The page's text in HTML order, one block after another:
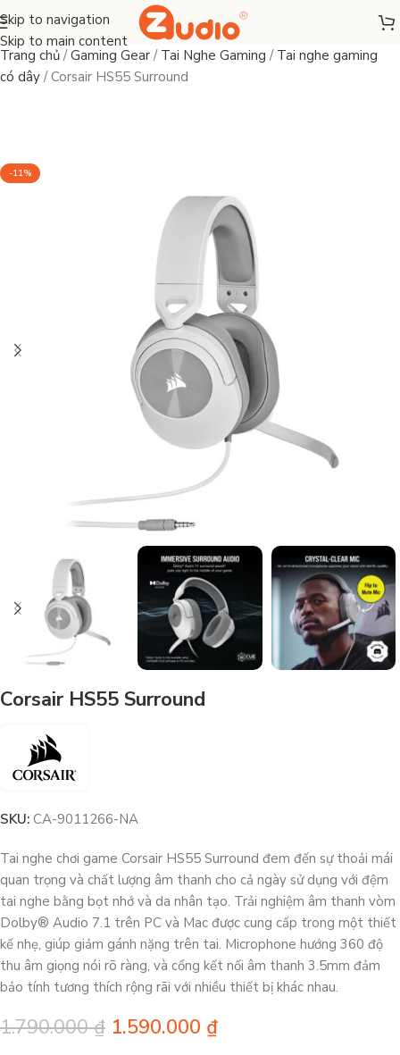
Skip to navigation
Skip to main content
Trang chủ /Gaming Gear / Tai Nghe Gaming / Tai nghe gaming
có dây /Corsair HS55 Surround
-11%
Corsair HS55 Surround
SKU: CA-9011266-NA
Tai nghe chơi game Corsair HS55 Surround đem đến sự thoải mái
quan trọng và chất lượng âm thanh cho cả ngày sử dụng với đệm
tai nghe bằng bọt nhớ và da nhân tạo. Trải nghiệm âm thanh vòm
Dolby® Audio 7.1 trên PC và Mac được cung cấp trong một thiết
kế nhẹ, giúp giảm gánh nặng trên tai. Microphone hướng 360 độ
thu âm giọng nói rõ ràng, và cổng kết nối âm thanh 3.5mm đảm
bảo tính tương thích rộng rãi với nhiều thiết bị khác nhau.
1.790.000₫ 1.590.000 ₫